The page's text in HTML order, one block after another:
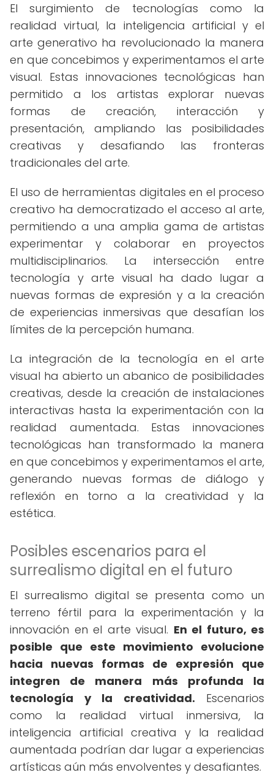
El surgimiento de tecnologías como la
realidad virtual, la inteligencia artificial y el
arte generativo ha revolucionado la manera
en que concebimos y experimentamos el arte
visual. Estas innovaciones tecnológicas han
permitido a los artistas explorar nuevas
formas de creación, interacción y
presentación, ampliando las posibilidades
creativas y desafiando las fronteras
tradicionales del arte.
El uso de herramientas digitales en el proceso
creativo ha democratizado el acceso al arte,
permitiendo a una amplia gama de artistas
experimentar y colaborar en proyectos
multidisciplinarios. La intersección entre
tecnología y arte visual ha dado lugar a
nuevas formas de expresión y a la creación
de experiencias inmersivas que desafían los
límites de la percepción humana.
La integración de la tecnología en el arte
visual ha abierto un abanico de posibilidades
creativas, desde la creación de instalaciones
interactivas hasta la experimentación con la
realidad aumentada. Estas innovaciones
tecnológicas han transformado la manera
en que concebimos y experimentamos el arte,
generando nuevas formas de diálogo y
reflexión en torno a la creatividad y la
estética.
Posibles escenarios para el
surrealismo digital en el futuro
El surrealismo digital se presenta como un
terreno fértil para la experimentación y la
innovación en el arte visual. En el futuro, es
posible que este movimiento evolucione
hacia nuevas formas de expresión que
integren de manera más profunda la
tecnología y la creatividad. Escenarios
como la realidad virtual inmersiva, la
inteligencia artificial creativa y la realidad
aumentada podrían dar lugar a experiencias
artísticas aún más envolventes y desafiantes.